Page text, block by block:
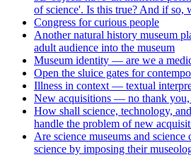
of science'. Is this true? And if so,
Congress for curious people
Another natural history museum
adult audience into the museum
Museum identity — are we a
Open the sluice gates for
Illness in context — textual
New acquisitions — no thank you,
How shall science, technology,
handle the problem of new
Are science museums and
science by imposing their